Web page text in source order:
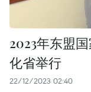
2023年东盟
化省举行
22/12/2023 02:40